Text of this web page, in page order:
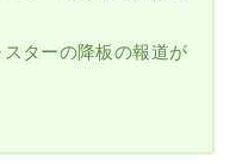
ターの降板の報道が